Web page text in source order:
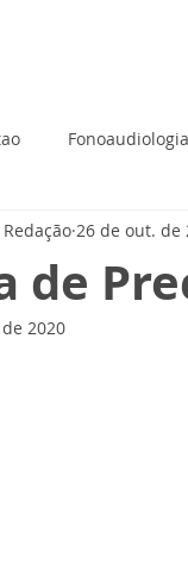
Fonoaudiologia
de
26 de out. de
2020